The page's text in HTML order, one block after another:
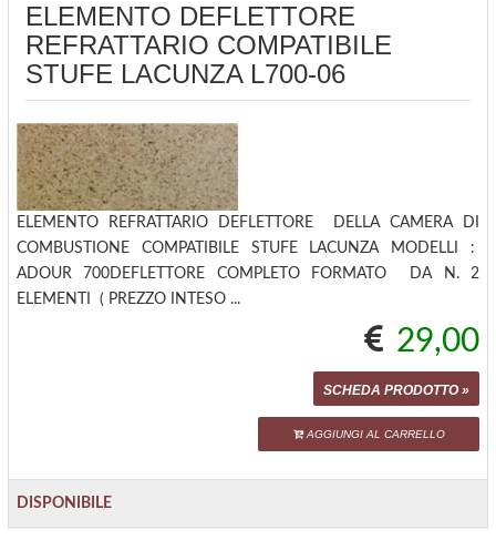
ELEMENTO DEFLETTORE
REFRATTARIO COMPATIBILE
STUFE LACUNZA L700-06
ELEMENTO REFRATTARIO DEFLETTORE DELLA CAMERA DI
COMBUSTIONE COMPATIBILE STUFE LACUNZA MODELLI :
ADOUR 700DEFLETTORE COMPLETO FORMATO DA N. 2
ELEMENTI ( PREZZO INTESO ...
29,00
SCHEDA PRODOTTO »
AGGIUNGI AL CARRELLO
DISPONIBILE